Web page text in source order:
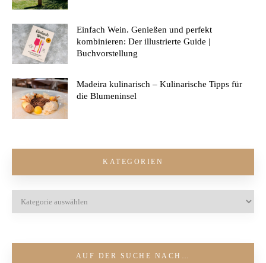
Einfach Wein. Genießen und perfekt
kombinieren: Der illustrierte Guide |
Buchvorstellung
Madeira kulinarisch – Kulinarische Tipps für
die Blumeninsel
KATEGORIEN
AUF DER SUCHE NACH…